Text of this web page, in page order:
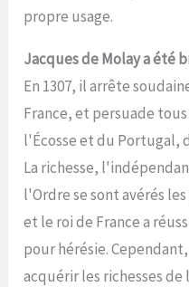
propre usage.
Jacques de Molay a été
En 1307, il arrête
France, et persuade
l'Écosse et du Portugal,
La richesse,
l'Ordre se sont avérés
et le roi de France a
pour hérésie.
acquérir les richesses